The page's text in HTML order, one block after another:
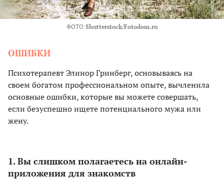
ФОТО Shutterstock/Fotodom.ru
ОШИБКИ
Психотерапевт Элинор Гринберг, основываясь на
своем богатом профессиональном опыте, вычленила
основные ошибки, которые вы можете совершать,
если безуспешно ищете потенциального мужа или
жену.
1. Вы слишком полагаетесь на онлайн-
приложения для знакомств